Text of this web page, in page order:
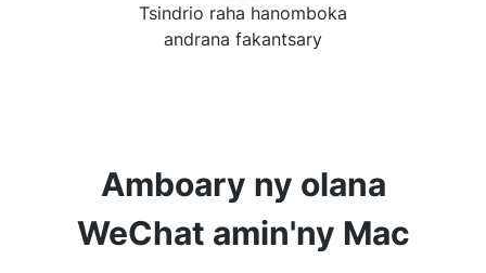
Tsindrio raha hanomboka
andrana fakantsary
Amboary ny olana
WeChat amin'ny Mac